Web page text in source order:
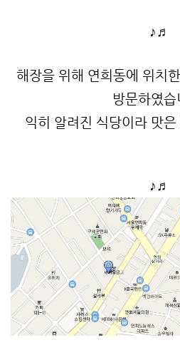
♪♬
해장을 위해 연희동에 위치
방문하였습
익히 알려진 식당이라 맛은
♪♬